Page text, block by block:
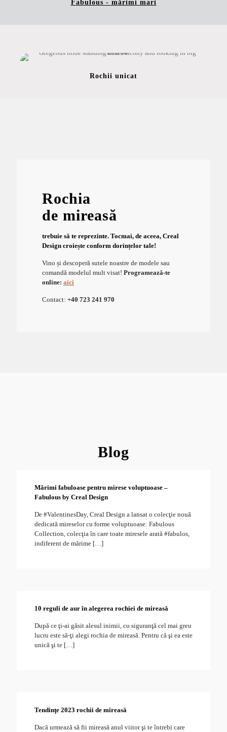
Fabulous - mărimi mari
Rochii unicat
Rochia
de mireasă
trebuie să te reprezinte. Tocmai, de aceea, Creal
Design croiește conform dorințelor tale!
Vino și descoperă sutele noastre de modele sau
comandă modelul mult visat! Programează-te
online: aici
Contact: +40 723 241 970
Blog
Mărimi fabuloase pentru mirese voluptuoase –
Fabulous by Creal Design
De #ValentinesDay, Creal Design a lansat o colecţie nouă
dedicată mireselor cu forme voluptuoase: Fabulous
Collection, colecţia în care toate miresele arată #fabulos,
indiferent de mărime […]
10 reguli de aur în alegerea rochiei de mireasă
După ce ţi-ai găsit alesul inimii, cu siguranţă cel mai greu
lucru este să-ţi alegi rochia de mireasă. Pentru că şi ea este
unică şi te […]
Tendinţe 2023 rochii de mireasă
Dacă urmează să fii mireasă anul viitor şi te întrebi care